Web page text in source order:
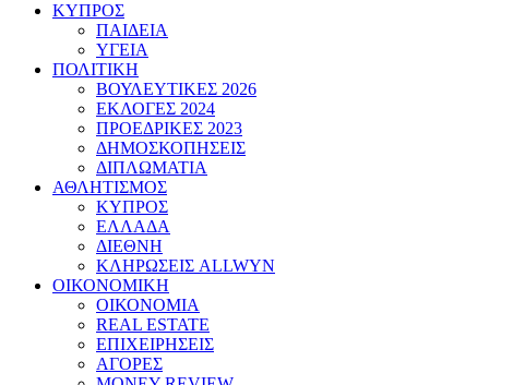
ΚΥΠΡΟΣ
ΠΑΙΔΕΙΑ
ΥΓΕΙΑ
ΠΟΛΙΤΙΚΗ
ΒΟΥΛΕΥΤΙΚΕΣ 2026
ΕΚΛΟΓΕΣ 2024
ΠΡΟΕΔΡΙΚΕΣ 2023
ΔΗΜΟΣΚΟΠΗΣΕΙΣ
ΔΙΠΛΩΜΑΤΙΑ
ΑΘΛΗΤΙΣΜΟΣ
ΚΥΠΡΟΣ
ΕΛΛΑΔΑ
ΔΙΕΘΝΗ
ΚΛΗΡΩΣΕΙΣ ALLWYN
ΟΙΚΟΝΟΜΙΚΗ
ΟΙΚΟΝΟΜΙΑ
REAL ESTATE
ΕΠΙΧΕΙΡΗΣΕΙΣ
ΑΓΟΡΕΣ